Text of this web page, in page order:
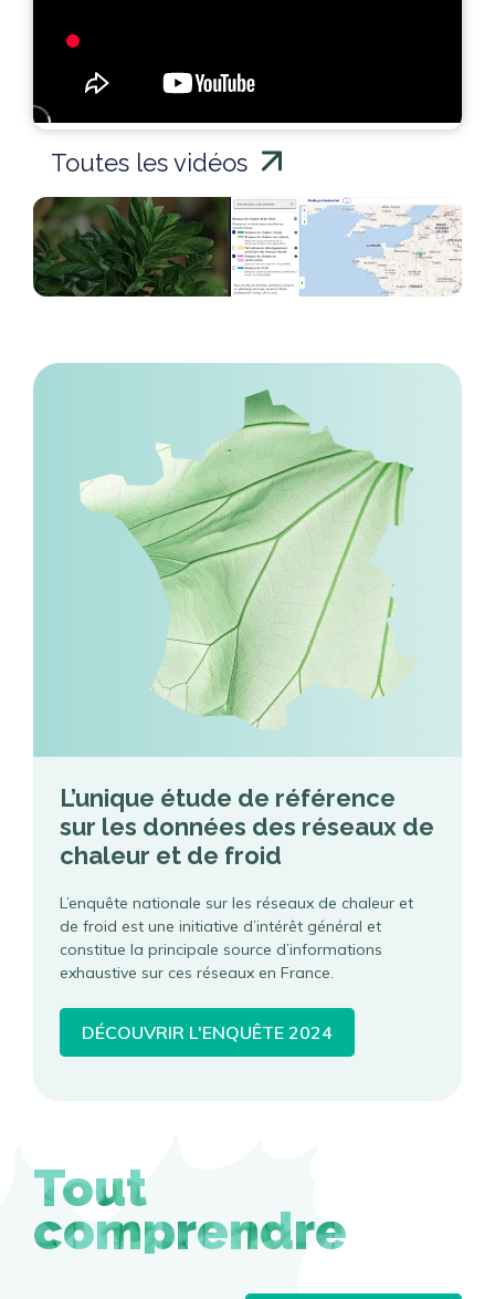
Toutes les vidéos
Cartographie des réseaux de
chaleur et froid
L’unique étude de référence
sur les données des réseaux de
chaleur et de froid
L’enquête nationale sur les réseaux de chaleur et
de froid est une initiative d’intérêt général et
constitue la principale source d’informations
exhaustive sur ces réseaux en France.
DÉCOUVRIR L'ENQUÊTE 2024
Tout
comprendre